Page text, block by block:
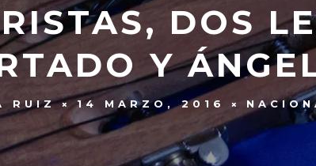
DOS
Y
RUIZ 14 MARZO, 2016